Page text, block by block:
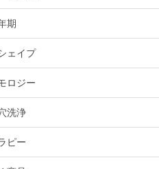
期
ェイプ
ロジー
洗浄
ピー